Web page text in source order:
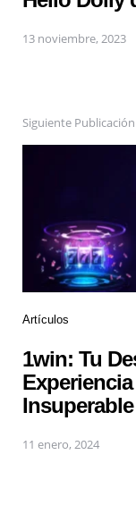
13 noviembre, 2023
Siguiente Publicación
Artículos
1win: Tu
Insuperable
11 enero, 2024